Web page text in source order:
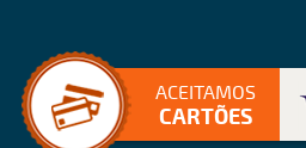
ACEITAMOS
CARTÕES